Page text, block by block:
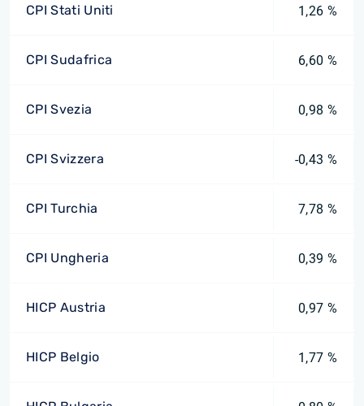
CPI Stati Uniti 1,26 %
CPI Sudafrica 6,60 %
CPI Svezia 0,98 %
CPI Svizzera -0,43 %
CPI Turchia 7,78 %
CPI Ungheria 0,39 %
HICP Austria 0,97 %
HICP Belgio 1,77 %